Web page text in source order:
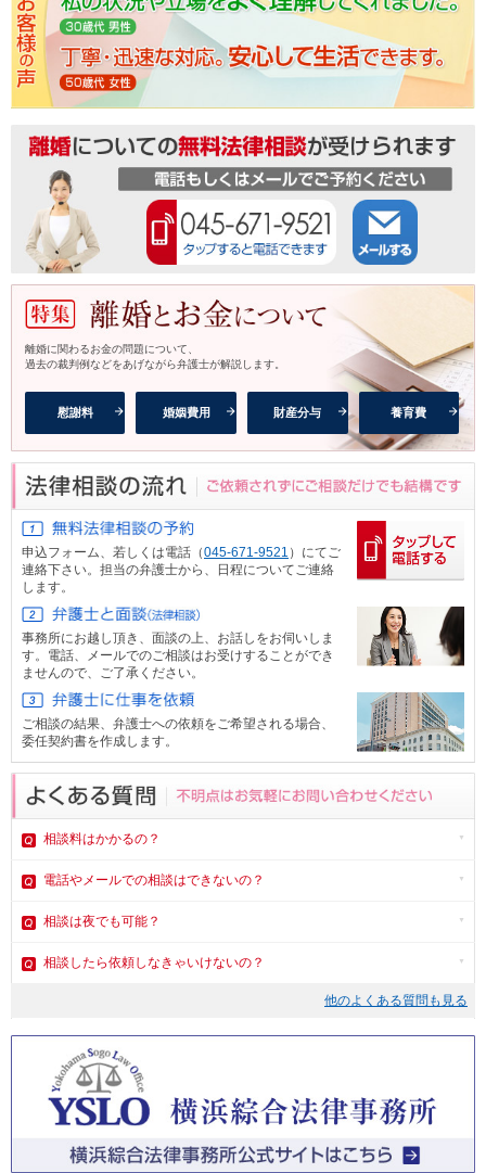
離婚に関わるお金の問題について、
過去の裁判例などをあげながら弁護士が解説します。
慰謝料 婚姻費用 財産分与 養育費
申込フォーム、 若しくは電話（045-671-9521 ）にてご
連絡下さい。担当の弁護士から、日程についてご連絡
します。
事務所にお越し頂き、面談の上、お話しをお伺いしま
す。電話、メールでのご相談はお受けすることができ
ませんので、ご了承ください。
ご相談の結果、弁護士への依頼をご希望される場合、
委任契約書を作成します。
相談料はかかるの？
電話やメールでの相談はできないの？
相談は夜でも可能？
相談したら依頼しなきゃいけないの？
他のよくある質問も見る